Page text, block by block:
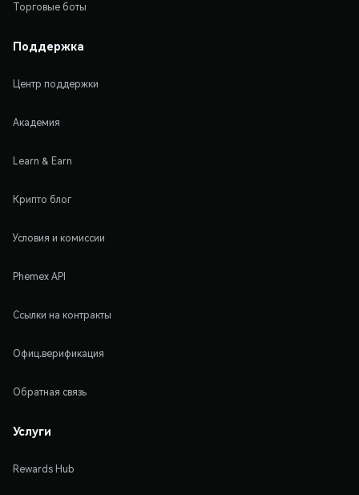
Торговые боты
Поддержка
Центр поддержки
Академия
Learn & Earn
Крипто блог
Условия и комиссии
Phemex API
Ссылки на контракты
Офиц.верификация
Обратная связь
Услуги
Rewards Hub